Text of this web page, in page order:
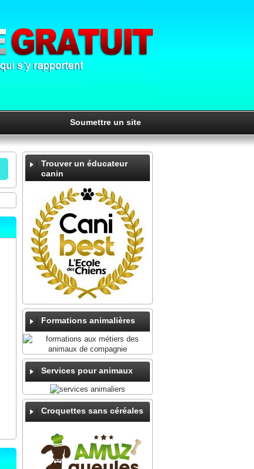
Soumettre un site
Trouver un éducateur
canin
Formations animalières
Services pour animaux
Croquettes sans céréales